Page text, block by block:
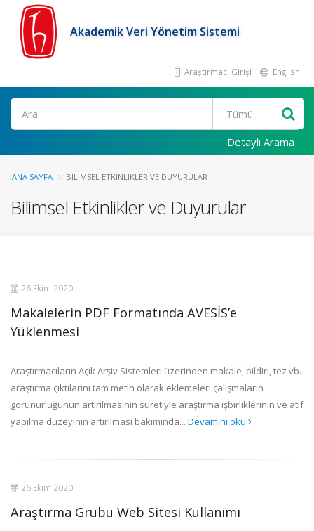
Akademik Veri Yönetim Sistemi
Araştırmacı Girişi English
Ara
Detaylı Arama
ANA SAYFA BILIMSEL ETKINLIKLER VE DUYURULAR
Bilimsel Etkinlikler ve Duyurular
26 Ekim 2020
Makalelerin PDF Formatında AVESİS’e
Yüklenmesi
Araştırmacıların Açık Arşiv Sistemleri üzerinden makale, bildiri, tez vb.
araştırma çıktılarını tam metin olarak eklemeleri çalışmaların
görünürlüğünün artırılmasının suretiyle araştırma işbirliklerinin ve atıf
yapılma düzeyinin artırılması bakımında... Devamını oku
26 Ekim 2020
Araştırma Grubu Web Sitesi Kullanımı